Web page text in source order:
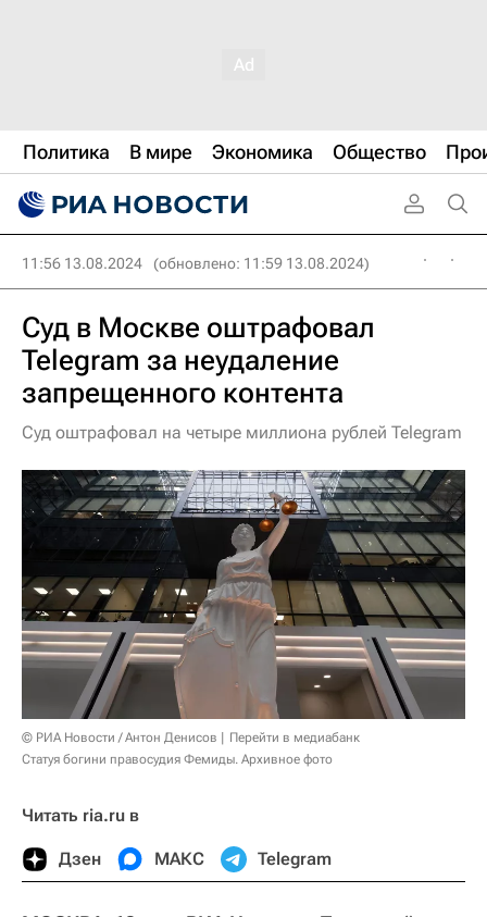
Политика В мире Экономика Общество
11:56 13.08.2024 (обновлено: 11:59 13.08.2024)
Суд в Москве оштрафовал
Telegram за неудаление
запрещенного контента
Суд оштрафовал на четыре миллиона рублей Telegram
© РИА Новости / Антон Денисов
Перейти в медиабанк
Статуя богини правосудия Фемиды. Архивное фото
Читать ria.ru в
Дзен МАКС Telegram